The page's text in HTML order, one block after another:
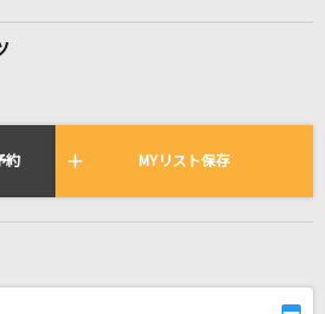
で歌われている曲の一覧
[ウェルカム・トゥ・
約 MYリスト保存